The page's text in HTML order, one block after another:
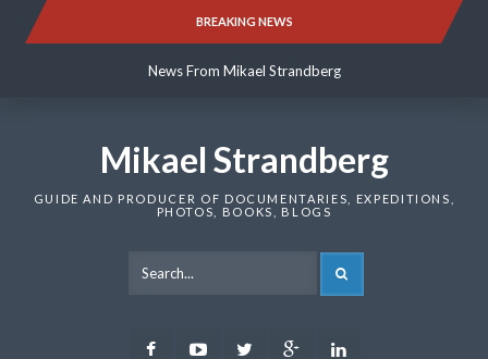
BREAKING NEWS
News From Mikael Strandberg
News From Mikael Strandberg
Mikael Strandberg
GUIDE AND PRODUCER OF DOCUMENTARIES, EXPEDITIONS,
PHOTOS, BOOKS, BLOGS
FacebookYoutubeTwitter Google